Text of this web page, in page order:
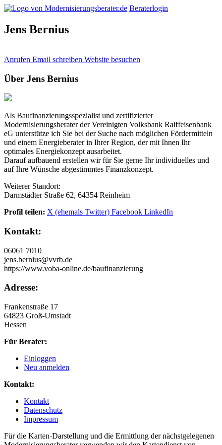
Beraterlogin
Jens Bernius
Anrufen Email schreiben Website besuchen
Über Jens Bernius
Als Baufinanzierungsspezialist und zertifizierter
Modernisierungsberater der Vereinigten Volksbank Raiffeisenbank
eG unterstütze ich Sie bei der Suche nach möglichen Fördermitteln
und einem Energieberater in Ihrer Region, der mit Ihnen Ihr
optimales Energiekonzept ausarbeitet.
Darauf aufbauend erstellen wir für Sie gerne Ihr individuelles und
auf Ihre Wünsche abgestimmtes Finanzkonzept.
Weiterer Standort:
Darmstädter Straße 62, 64354 Reinheim
Profil teilen: X (ehemals Twitter) Facebook LinkedIn
Kontakt:
06061 7010
jens.bernius@vvrb.de
https://www.voba-online.de/baufinanzierung
Adresse:
Frankenstraße 17
64823 Groß-Umstadt
Hessen
Für Berater:
Einloggen
Neu anmelden
Kontakt:
Kontakt
Datenschutz
Impressum
Für die Karten-Darstellung und die Ermittlung der nächstgelegenen